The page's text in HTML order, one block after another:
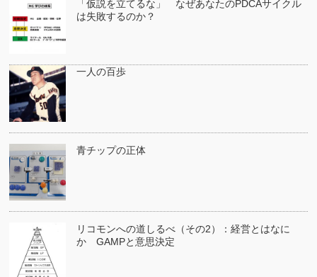
「仮説を立てるな」 なぜあなたのPDCAサイクル
は失敗するのか？
一人の百歩
青チップの正体
リコモンへの道しるべ（その2）：経営とはなに
か GAMPと意思決定